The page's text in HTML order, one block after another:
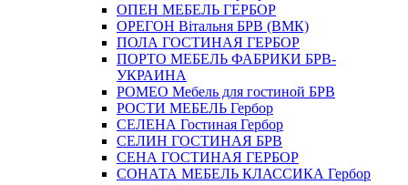
ОПЕН МЕБЕЛЬ ГЕРБОР
ОРЕГОН Вітальня БРВ (ВМК)
ПОЛА ГОСТИНАЯ ГЕРБОР
ПОРТО МЕБЕЛЬ ФАБРИКИ БРВ-
УКРАИНА
РОМЕО Мебель для гостиной БРВ
РОСТИ МЕБЕЛЬ Гербор
СЕЛЕНА Гостиная Гербор
СЕЛИН ГОСТИНАЯ БРВ
СЕНА ГОСТИНАЯ ГЕРБОР
СОНАТА МЕБЕЛЬ КЛАССИКА Гербор